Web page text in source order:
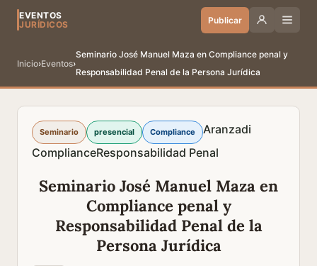
EVENTOS
JURÍDICOS
Publicar
Inicio›Eventos›
Seminario José Manuel Maza en Compliance penal y
Responsabilidad Penal de la Persona Jurídica
Seminario presencial Compliance
Aranzadi
ComplianceResponsabilidad Penal
Seminario José Manuel Maza en
Compliance penal y
Responsabilidad Penal de la
Persona Jurídica